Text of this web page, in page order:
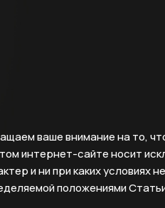
ваше внимание на то,
интернет-сайте носит
и ни при каких условиях
положениями